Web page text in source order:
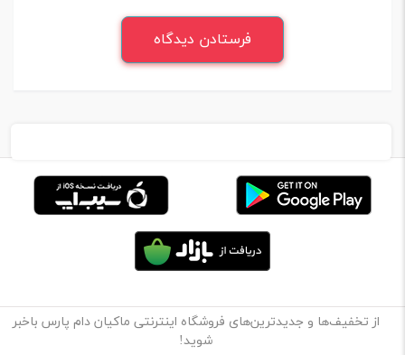
از تخفیف‌ها و جدیدترین‌های فروشگاه اینترنتی ماکیان دام پارس باخبر
شوید!